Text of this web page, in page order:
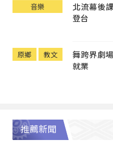
音樂
北流幕後
登台
原鄉 教文
舞跨界劇
就業
推薦新聞